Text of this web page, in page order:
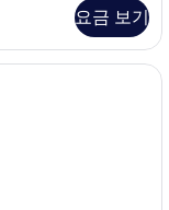
요금 보기
고, 책상, 무료 WiFi, 각각